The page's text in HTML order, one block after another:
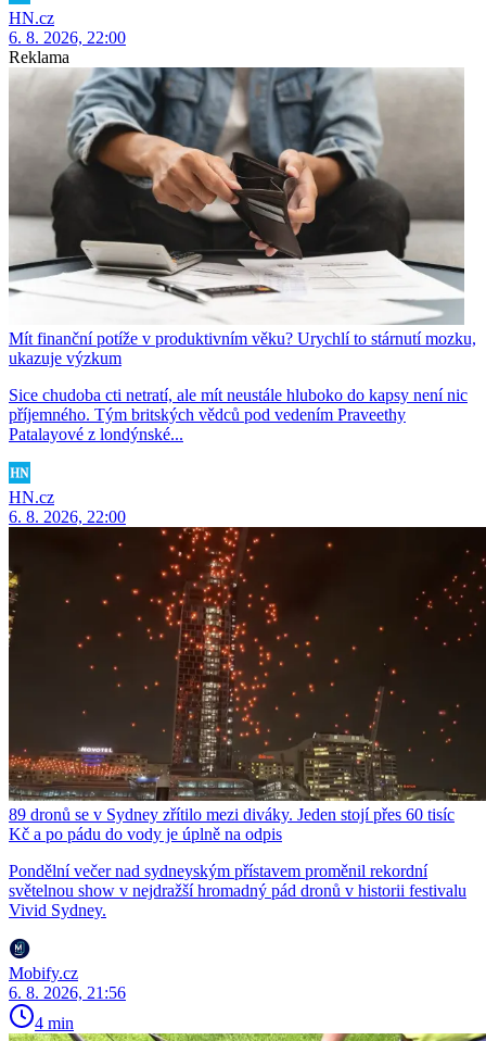
HN.cz
6. 8. 2026, 22:00
Reklama
Mít finanční potíže v produktivním věku? Urychlí to stárnutí mozku,
ukazuje výzkum
Sice chudoba cti netratí, ale mít neustále hluboko do kapsy není nic
příjemného. Tým britských vědců pod vedením Praveethy
Patalayové z londýnské...
HN.cz
6. 8. 2026, 22:00
89 dronů se v Sydney zřítilo mezi diváky. Jeden stojí přes 60 tisíc
Kč a po pádu do vody je úplně na odpis
Pondělní večer nad sydneyským přístavem proměnil rekordní
světelnou show v nejdražší hromadný pád dronů v historii festivalu
Vivid Sydney.
Mobify.cz
6. 8. 2026, 21:56
4 min